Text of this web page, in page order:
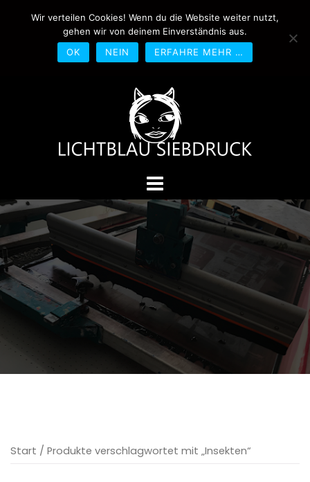
0170-4800361
drucken@lichtblau-
siebdruck.de
Schwedlerstraße 1 - 5 60314
Frankfurt
Start / Produkte verschlagwortet mit „Insekten“
Wir verteilen Cookies! Wenn du die Website weiter nutzt,
gehen wir von deinem Einverständnis aus.
OK
NEIN ERFAHRE MEHR …